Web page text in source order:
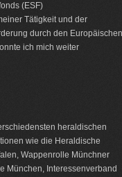
(ESF)
Tätigkeit und der
durch den Europäischen
ich mich weiter
heraldischen
wie die Heraldische
Wappenrolle Münchner
München, Interessenverband